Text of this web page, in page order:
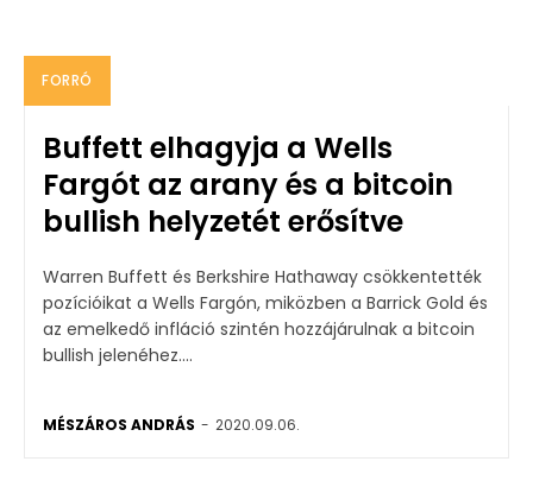
FORRÓ
Buffett elhagyja a Wells
Fargót az arany és a bitcoin
bullish helyzetét erősítve
Warren Buffett és Berkshire Hathaway csökkentették
pozícióikat a Wells Fargón, miközben a Barrick Gold és
az emelkedő infláció szintén hozzájárulnak a bitcoin
bullish jelenéhez....
MÉSZÁROS ANDRÁS - 2020.09.06.